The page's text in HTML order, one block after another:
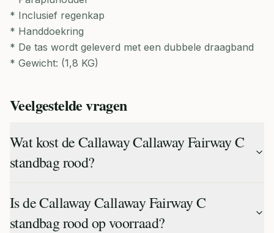
* Inclusief regenkap
* Handdoekring
* De tas wordt geleverd met een dubbele draagband
* Gewicht: (1,8 KG)
Veelgestelde vragen
Wat kost de Callaway Callaway Fairway C
standbag rood?
Is de Callaway Callaway Fairway C
standbag rood op voorraad?